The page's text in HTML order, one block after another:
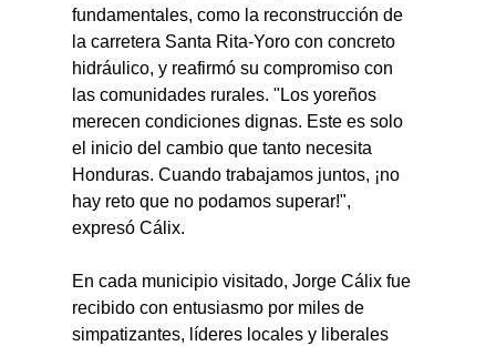
fundamentales, como la reconstrucción de
la carretera Santa Rita-Yoro con concreto
hidráulico, y reafirmó su compromiso con
las comunidades rurales. "Los yoreños
merecen condiciones dignas. Este es solo
el inicio del cambio que tanto necesita
Honduras. Cuando trabajamos juntos, ¡no
hay reto que no podamos superar!",
expresó Cálix.
En cada municipio visitado, Jorge Cálix fue
recibido con entusiasmo por miles de
simpatizantes, líderes locales y liberales